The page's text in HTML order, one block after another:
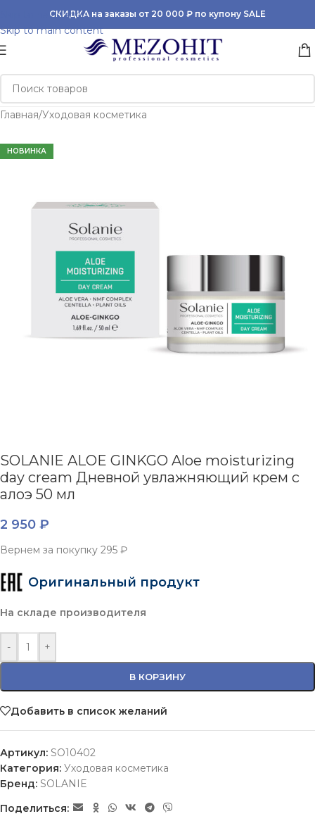
Skip to navigation
Skip to main content
СКИДКА на заказы от 20 000 ₽ по купону SALE
Главная/Уходовая косметика
НОВИНКА
SOLANIE ALOE GINKGO Aloe moisturizing
day cream Дневной увлажняющий крем с
алоэ 50 мл
2 950 ₽
Вернем за покупку 295 ₽
Оригинальный продукт
На складе производителя
- +
В КОРЗИНУ
Добавить в список желаний
Артикул: SO10402
Категория: Уходовая косметика
Бренд: SOLANIE
Поделиться: